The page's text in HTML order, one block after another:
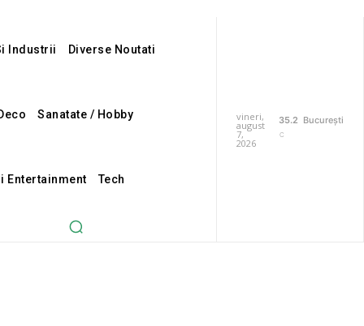
Industrii Diverse Noutati
Sanatate / Hobby
Entertainment Tech
vineri,
august
7,
2026
35.2
C
București